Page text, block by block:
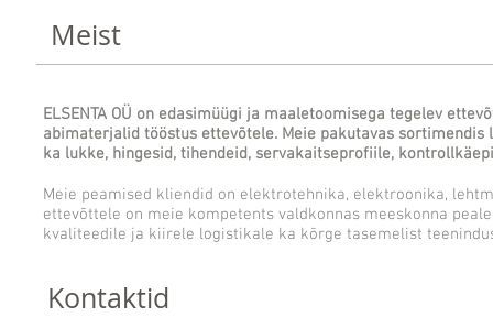
Meist
ELSENTA OÜ on edasimüügi ja maaletoomisega tegelev
abimaterjalid tööstus ettevõtele. Meie pakutavas
ka lukke, hingesid, tihendeid, servakaitseprofiile,
Meie peamised kliendid on elektrotehnika, elektroonika,
ettevõttele on meie kompetents valdkonnas meeskonna
kvaliteedile ja kiirele logistikale ka kõrge tasemelist
Kontaktid